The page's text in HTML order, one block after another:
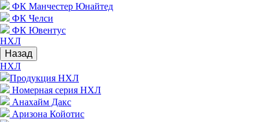
ФК Манчестер Юнайтед
ФК Челси
ФК Ювентус
НХЛ
Назад
НХЛ
Продукция НХЛ
Номерная серия НХЛ
Анахайм Дакс
Аризона Койотис